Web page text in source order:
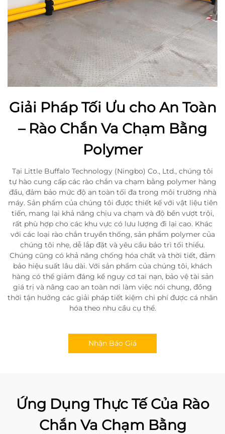
Giải Pháp Tối Ưu cho An Toàn
– Rào Chắn Va Chạm Bằng
Polymer
Tại Little Buffalo Technology (Ningbo) Co., Ltd., chúng tôi
tự hào cung cấp các rào chắn va chạm bằng polymer hàng
đầu, đảm bảo mức độ an toàn tối đa trong môi trường nhà
máy. Sản phẩm của chúng tôi được thiết kế với vật liệu tiên
tiến, mang lại khả năng chịu va chạm và độ bền vượt trội,
rất phù hợp cho các khu vực có lưu lượng đi lại cao. Khác
với các loại rào chắn truyền thống, sản phẩm polymer của
chúng tôi nhẹ, dễ lắp đặt và yêu cầu bảo trì tối thiểu.
Chúng cũng có khả năng chống hóa chất và thời tiết, đảm
bảo hiệu suất lâu dài. Với sản phẩm của chúng tôi, khách
hàng có thể giảm đáng kể nguy cơ tai nạn, bảo vệ tài sản
giá trị và nâng cao an toàn nơi làm việc nói chung, đồng
thời tận hưởng các giải pháp tiết kiệm chi phí được cá nhân
hóa theo nhu cầu cụ thể.
Nhận Báo Giá
Ứng Dụng Thực Tế Của Rào
Chắn Va Chạm Bằng